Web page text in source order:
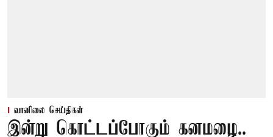
வானிலை செய்திகள்
இன்று கொட்டப்போகும் கனமழை..